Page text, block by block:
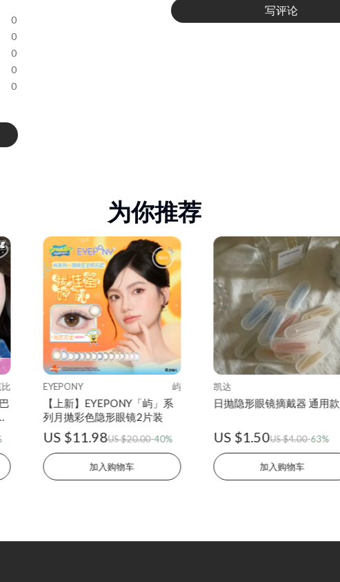
0
0
0
0
0
写评论
为你推荐
EYEPONY 屿
【上新】EYEPONY「屿」系
列月抛彩色隐形眼镜2片装
US $11.98US $20.00-40%
加入购物车
凯达
日抛隐形眼镜摘戴器 通用款
US $1.50US $4.00-63%
加入购物车